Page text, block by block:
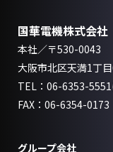
国華電機株式会社
本社／〒530-0043
大阪市北区天満1丁
TEL： 06-6353-5551
FAX：06-6354-0173
グループ会社